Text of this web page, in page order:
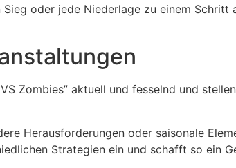
oder jede Niederlage zu einem
Zombies” aktuell und fesselnd und
Herausforderungen oder saisonale
Strategien ein und schafft so ein